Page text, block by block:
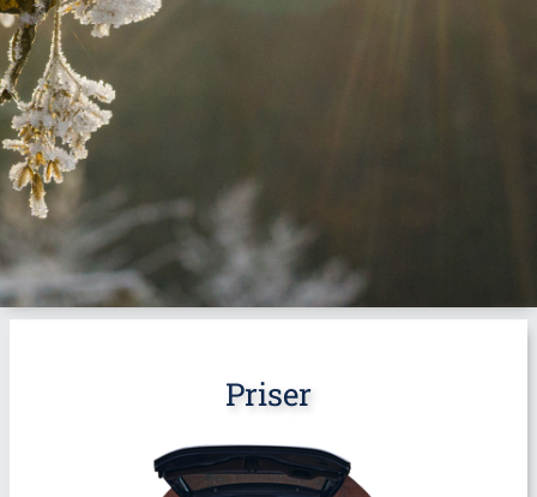
Priser